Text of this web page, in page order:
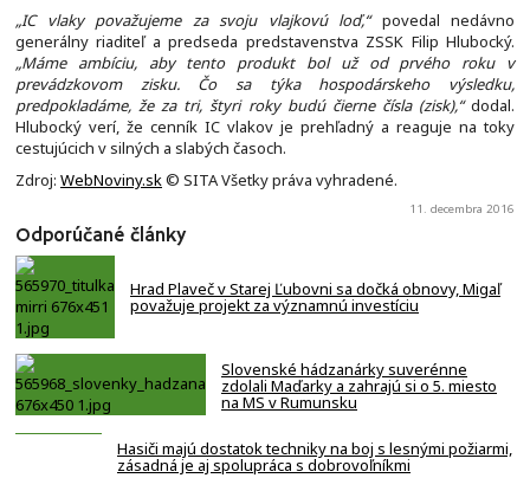
„IC vlaky považujeme za svoju vlajkovú loď,“povedal nedávno
generálny riaditeľ a predseda predstavenstva ZSSK Filip Hlubocký.
„Máme ambíciu, aby tento produkt bol už od prvého roku v
prevádzkovom zisku. Čo sa týka hospodárskeho výsledku,
predpokladáme, že za tri, štyri roky budú čierne čísla (zisk),“dodal.
Hlubocký verí, že cenník IC vlakov je prehľadný a reaguje na toky
cestujúcich v silných a slabých časoch.
Zdroj: WebNoviny.sk© SITA Všetky práva vyhradené.
11. decembra 2016
Odporúčané články
Hrad Plaveč v Starej Ľubovni sa dočká obnovy, Migaľ
považuje projekt za významnú investíciu
Slovenské hádzanárky suverénne
zdolali Maďarky a zahrajú si o 5. miesto
na MS v Rumunsku
Hasiči majú dostatok techniky na boj s lesnými požiarmi,
zásadná je aj spolupráca s dobrovoľníkmi